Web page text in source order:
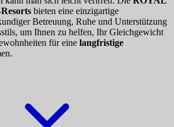
bieten eine einzigartige
Betreuung, Ruhe und Unterstützung
um Ihnen zu helfen, Ihr Gleichgewicht
für eine langfristige